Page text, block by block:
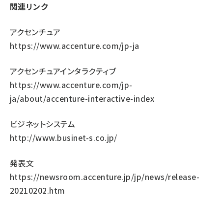
関連リンク
アクセンチュア
https://www.accenture.com/jp-ja
アクセンチュアインタラクティブ
https://www.accenture.com/jp-
ja/about/accenture-interactive-index
ビジネットシステム
http://www.businet-s.co.jp/
発表文
https://newsroom.accenture.jp/jp/news/release-
20210202.htm